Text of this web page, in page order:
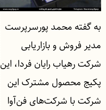
به گفته محمد پورسرپرست
مدیر فروش و بازاریابی
شرکت رهیاب رایان فردا، این
پکیج محصول مشترک این
شرکت با شرکت‌های فن‌آوا